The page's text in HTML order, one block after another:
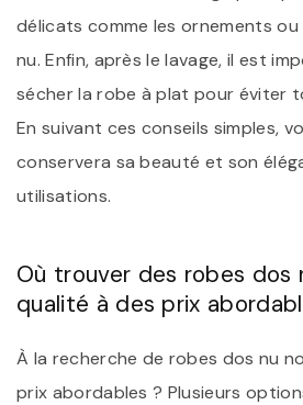
délicats comme les ornements
nu. Enfin, après le lavage, il est
sécher la robe à plat pour éviter
En suivant ces conseils simples,
conservera sa beauté et son
utilisations.
Où trouver des robes dos
qualité à des prix
À la recherche de robes dos nu
prix abordables ? Plusieurs